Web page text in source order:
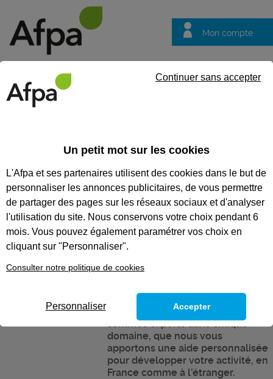
Mon compte
questions
Nos formations solution
entreprise
Nos solutions
entreprises
L’Afpa accompagne les
entreprises. Grâce à notre
expertise multi-spécialiste, nous
concevons pour vous des
et à l’évolution de votre secteur
d’activité. Et c’est parce que nous
sommes experts dans chaque
domaine, que nous vous
apportons une aide personnalisée
pour développer votre activité, en
France comme à l’étranger.
Un petit mot sur les cookies
L'Afpa et ses partenaires utilisent des cookies dans le but de
personnaliser les annonces publicitaires, de vous permettre
de partager des pages sur les réseaux sociaux et d'analyser
l'utilisation du site. Nous conservons votre choix pendant 6
mois. Vous pouvez également paramétrer vos choix en
cliquant sur "Personnaliser".
Consulter notre politique de cookies
Continuer sans accepter
Personnaliser Accepter